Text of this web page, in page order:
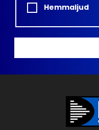
Hemmaljud